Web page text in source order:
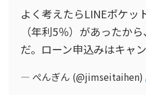
よく考えたらLINEポケッ
（年利5％）があったか
だ。ローン申込みはキャ
— ぺんぎん (@jimseitaihen)